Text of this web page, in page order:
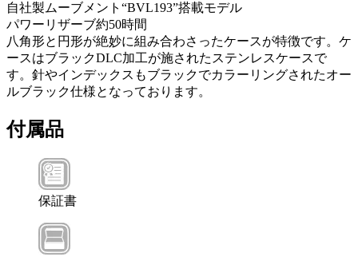
自社製ムーブメント“BVL193”搭載モデル
パワーリザーブ約50時間
八角形と円形が絶妙に組み合わさったケースが特徴です。ケ
ースはブラックDLC加工が施されたステンレスケースで
す。針やインデックスもブラックでカラーリングされたオー
ルブラック仕様となっております。
付属品
保証書